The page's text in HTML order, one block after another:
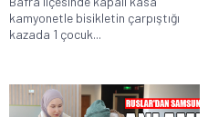
kamyonetle bisikletin çarpıştığı
kazada 1 çocuk...